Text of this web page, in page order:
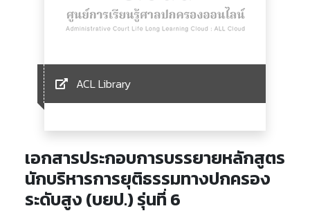
ACL Library
เอกสารประกอบการบรรยายหลักสูตร
นักบริหารการยุติธรรมทางปกครอง
ระดับสูง (บยป.) รุ่นที่ 6